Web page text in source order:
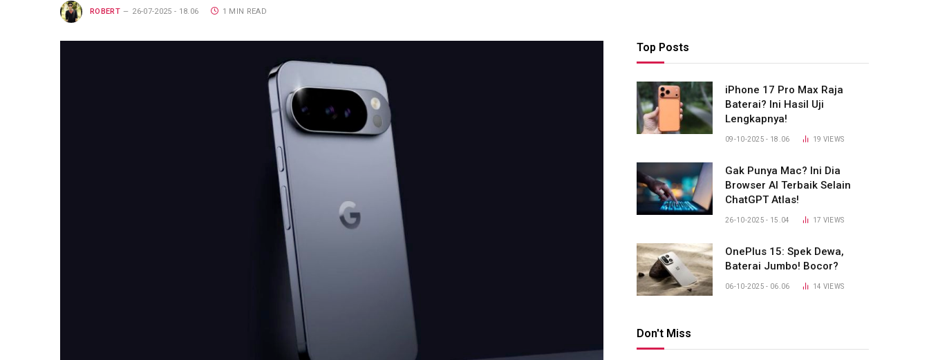
ROBERT 26-07-2025 - 18.06 1 MIN READ
Top Posts
iPhone 17 Pro Max Raja
Baterai? Ini Hasil Uji
Lengkapnya!
09-10-2025 - 18.06 19 VIEWS
Gak Punya Mac? Ini Dia
Browser AI Terbaik Selain
ChatGPT Atlas!
26-10-2025 - 15.04 17 VIEWS
OnePlus 15: Spek Dewa,
Baterai Jumbo! Bocor?
06-10-2025 - 06.06 14 VIEWS
Don't Miss